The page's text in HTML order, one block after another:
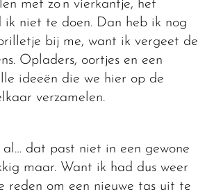
met zo’n vierkantje, het
ik niet te doen. Dan heb ik nog
bij me, want ik vergeet de
Opladers, oortjes en een
ideeën die we hier op de
verzamelen.
al… dat past niet in een gewone
maar. Want ik had dus weer
reden om een nieuwe tas uit te